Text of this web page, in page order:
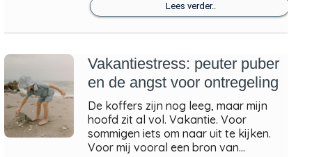
Lees verder..
Vakantiestress: peuter puber
en de angst voor ontregeling
De koffers zijn nog leeg, maar mijn
hoofd zit al vol. Vakantie. Voor
sommigen iets om naar uit te kijken.
Voor mij vooral een bron van...